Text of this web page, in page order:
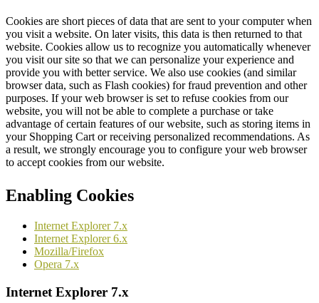
Cookies are short pieces of data that are sent to your computer when
you visit a website. On later visits, this data is then returned to that
website. Cookies allow us to recognize you automatically whenever
you visit our site so that we can personalize your experience and
provide you with better service. We also use cookies (and similar
browser data, such as Flash cookies) for fraud prevention and other
purposes. If your web browser is set to refuse cookies from our
website, you will not be able to complete a purchase or take
advantage of certain features of our website, such as storing items in
your Shopping Cart or receiving personalized recommendations. As
a result, we strongly encourage you to configure your web browser
to accept cookies from our website.
Enabling Cookies
Internet Explorer 7.x
Internet Explorer 6.x
Mozilla/Firefox
Opera 7.x
Internet Explorer 7.x